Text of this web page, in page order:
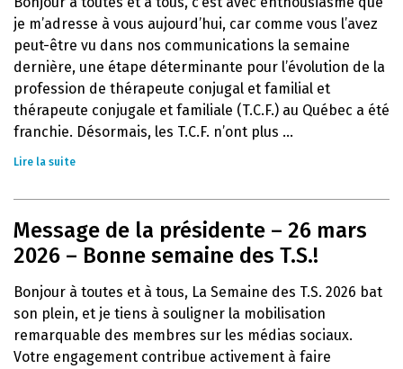
je m’adresse à vous aujourd’hui, car comme vous l’avez
peut-être vu dans nos communications la semaine
dernière, une étape déterminante pour l’évolution de la
profession de thérapeute conjugal et familial et
thérapeute conjugale et familiale (T.C.F.) au Québec a été
franchie. Désormais, les T.C.F. n’ont plus ...
Lire la suite
Message de la présidente – 26 mars
2026 – Bonne semaine des T.S.!
Bonjour à toutes et à tous, La Semaine des T.S. 2026 bat
son plein, et je tiens à souligner la mobilisation
remarquable des membres sur les médias sociaux.
Votre engagement contribue activement à faire